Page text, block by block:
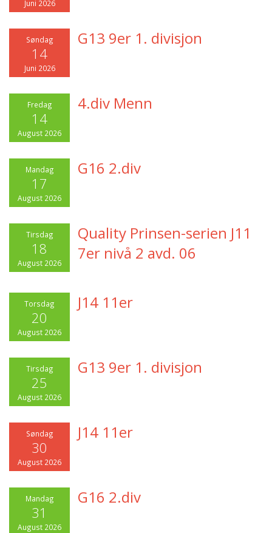
Juni 2026
Søndag
14
Juni 2026
G13 9er 1. divisjon
Fredag
14
August 2026
4.div Menn
Mandag
17
August 2026
G16 2.div
Tirsdag
18
August 2026
Quality Prinsen-serien J11
7er nivå 2 avd. 06
Torsdag
20
August 2026
J14 11er
Tirsdag
25
August 2026
G13 9er 1. divisjon
Søndag
30
August 2026
J14 11er
Mandag
31
August 2026
G16 2.div